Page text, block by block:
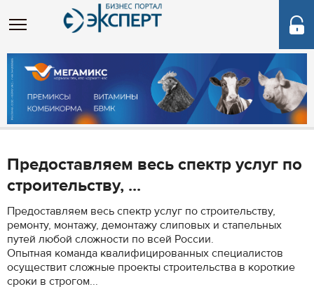
Предоставляем весь спектр услуг по
строительству, ...
Предоставляем весь спектр услуг по строительству,
ремонту, монтажу, демонтажу слиповых и стапельных
путей любой сложности по всей России.
Опытная команда квалифицированных специалистов
осуществит сложные проекты строительства в короткие
сроки в строгом...